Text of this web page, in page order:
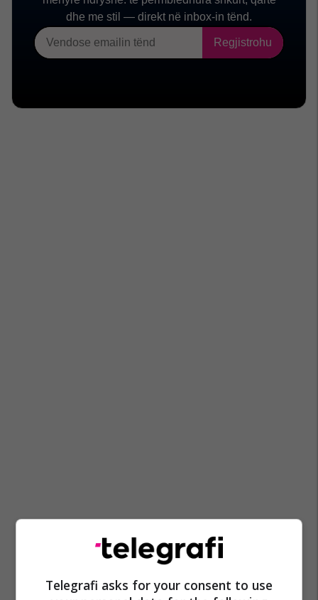
Telegrafi asks for your consent to use